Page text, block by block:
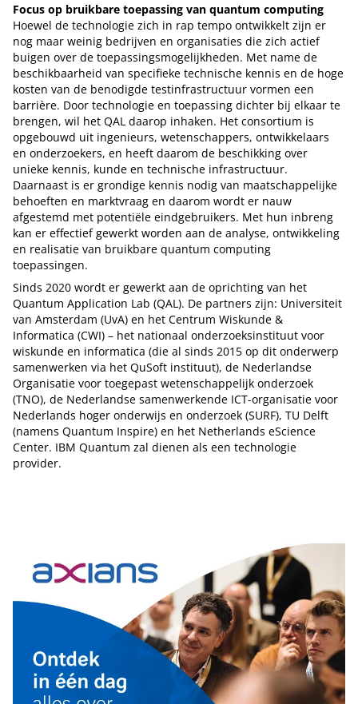
Focus op bruikbare toepassing van quantum computing
Hoewel de technologie zich in rap tempo ontwikkelt zijn er
nog maar weinig bedrijven en organisaties die zich actief
buigen over de toepassingsmogelijkheden. Met name de
beschikbaarheid van specifieke technische kennis en de hoge
kosten van de benodigde testinfrastructuur vormen een
barrière. Door technologie en toepassing dichter bij elkaar te
brengen, wil het QAL daarop inhaken. Het consortium is
opgebouwd uit ingenieurs, wetenschappers, ontwikkelaars
en onderzoekers, en heeft daarom de beschikking over
unieke kennis, kunde en technische infrastructuur.
Daarnaast is er grondige kennis nodig van maatschappelijke
behoeften en marktvraag en daarom wordt er nauw
afgestemd met potentiële eindgebruikers. Met hun inbreng
kan er effectief gewerkt worden aan de analyse, ontwikkeling
en realisatie van bruikbare quantum computing
toepassingen.
Sinds 2020 wordt er gewerkt aan de oprichting van het
Quantum Application Lab (QAL). De partners zijn: Universiteit
van Amsterdam (UvA) en het Centrum Wiskunde &
Informatica (CWI) – het nationaal onderzoeksinstituut voor
wiskunde en informatica (die al sinds 2015 op dit onderwerp
samenwerken via het QuSoft instituut), de Nederlandse
Organisatie voor toegepast wetenschappelijk onderzoek
(TNO), de Nederlandse samenwerkende ICT-organisatie voor
Nederlands hoger onderwijs en onderzoek (SURF), TU Delft
(namens Quantum Inspire) en het Netherlands eScience
Center. IBM Quantum zal dienen als een technologie
provider.